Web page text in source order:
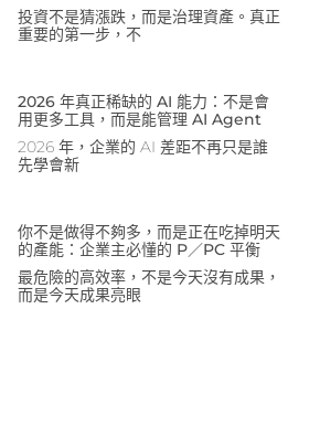
投資不是猜漲跌，而是治理資產。真正
重要的第一步，不
2026 年真正稀缺的 AI 能力：不是會
用更多工具，而是能管理 AI Agent
2026 年，企業的 AI 差距不再只是誰
先學會新
你不是做得不夠多，而是正在吃掉明天
的產能：企業主必懂的 P／PC 平衡
最危險的高效率，不是今天沒有成果，
而是今天成果亮眼